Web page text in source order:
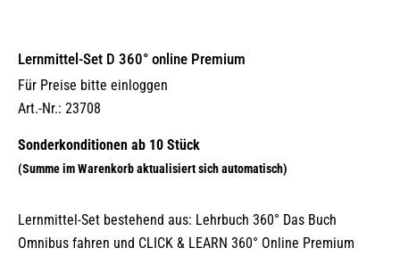
Lernmittel-Set D 360° online Premium
Für Preise bitte einloggen
Art.-Nr.: 23708
Lernmittel-Set bestehend aus: Lehrbuch 360° Das Buch
Omnibus fahren und CLICK & LEARN 360° Online Premium